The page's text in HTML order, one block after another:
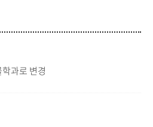
과로 변경